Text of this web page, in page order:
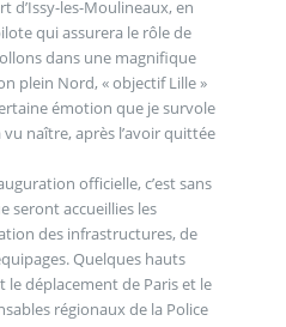
d’Issy-les-Moulineaux, en
qui assurera le rôle de
dans une magnifique
plein Nord, « objectif Lille »
émotion que je survole
naître, après l’avoir quittée
officielle, c’est sans
accueillies les
des infrastructures, de
Quelques hauts
déplacement de Paris et le
régionaux de la Police